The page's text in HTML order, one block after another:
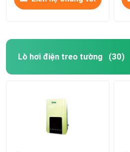
Lò hơi điện treo tường (30)